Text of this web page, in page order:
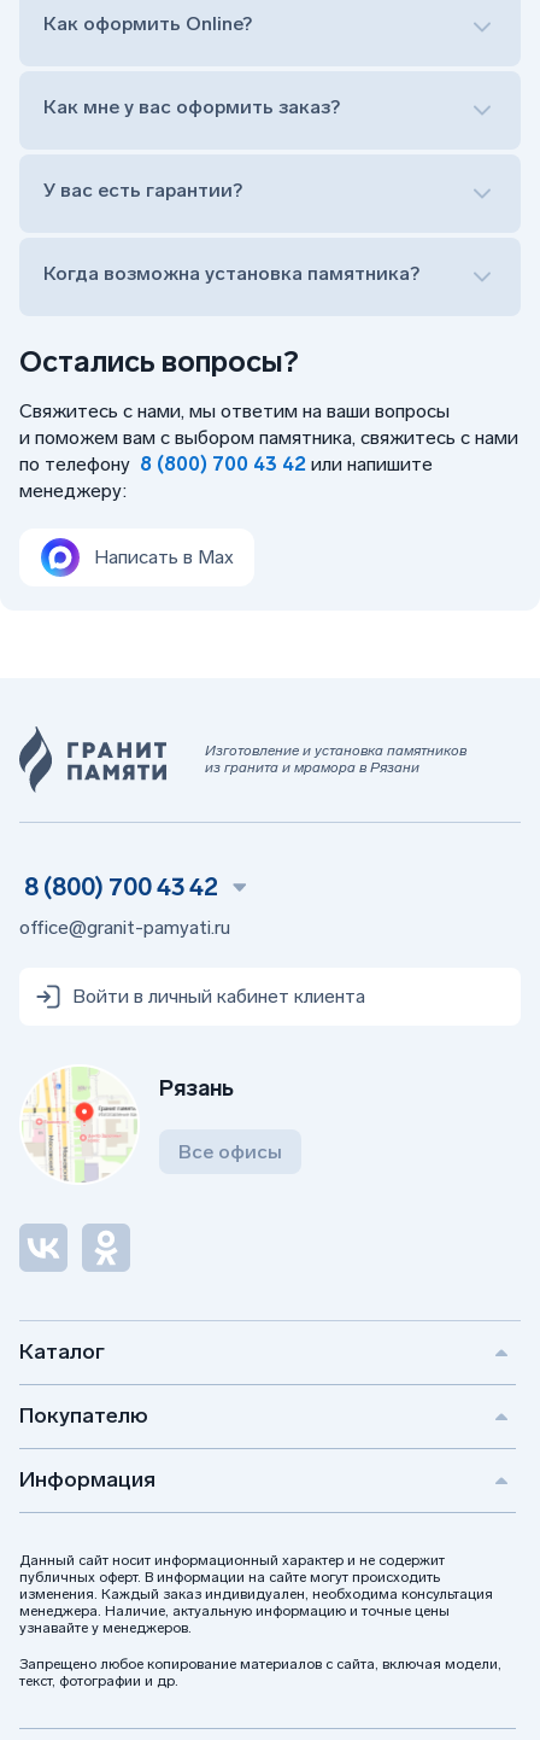
Остались вопросы?
Свяжитесь с нами, мы ответим на ваши вопросы
и поможем вам с выбором памятника, свяжитесь с нами
по телефону 8 (800) 700 43 42 или напишите
менеджеру:
Написать в Max
прописной)
Оформить заказ удаленно (online)
Заказать бесплатный выезд менеджера на дом
Как оформить Online?
Оформить заказ удаленно (online)
Заказать бесплатный выезд менеджера на дом
Как мне у вас оформить заказ?
У вас есть гарантии?
Когда возможна установка памятника?
Изготовление и установка памятников
из гранита и мрамора в Рязани
Каталог
Покупателю
Информация
Данный сайт носит информационный характер и не содержит
публичных оферт. В информации на сайте могут происходить
изменения. Каждый заказ индивидуален, необходима консультация
менеджера. Наличие, актуальную информацию и точные цены
узнавайте у менеджеров.
Запрещено любое копирование материалов с сайта, включая модели,
текст, фотографии и др.
8 (800) 700 43 42
office@granit-pamyati.ru
Войти в личный кабинет клиента
Рязань
Все офисы